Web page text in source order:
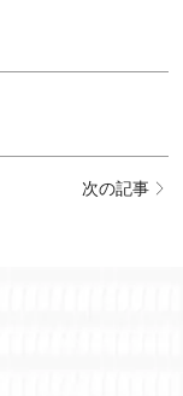
次の記事